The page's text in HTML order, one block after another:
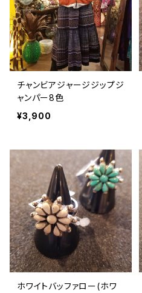
チャンビアジャージジップジ
ャンパー8色
¥3,900
ホワイトバッファロー(ホワ